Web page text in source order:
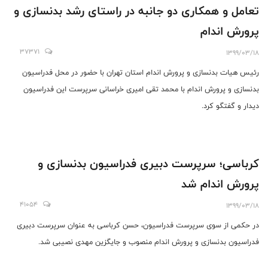
تعامل و همکاری دو جانبه در راستای رشد بدنسازی و
پرورش اندام
1399/03/18
37371
رئیس هیات بدنسازی و پرورش اندام استان تهران با حضور در محل فدراسیون
بدنسازی و پرورش اندام با محمد تقی امیری خراسانی سرپرست این فدراسیون
دیدار و گفتگو کرد.
کرباسی؛ سرپرست دبیری فدراسیون بدنسازی و
پرورش اندام شد
1399/03/18
41054
در حکمی از سوی سرپرست فدراسیون، حسن کرباسی به عنوان سرپرست دبیری
فدراسیون بدنسازی و پرورش اندام منصوب و جایگزین مهدی نصیبی شد.